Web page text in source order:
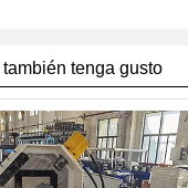
tenga gusto